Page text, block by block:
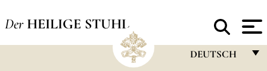
Der HEILIGE STUHL
DEUTSCH